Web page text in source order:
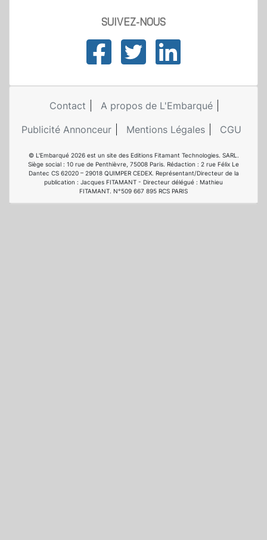
SUIVEZ-NOUS
Contact
A propos de L'Embarqué
Publicité Annonceur
Mentions Légales CGU
© L'Embarqué 2026 est un site des Editions Fitamant Technologies. SARL.
Siège social : 10 rue de Penthièvre, 75008 Paris. Rédaction : 2 rue Félix Le
Dantec CS 62020 – 29018 QUIMPER CEDEX. Représentant/Directeur de la
publication : Jacques FITAMANT - Directeur délégué : Mathieu
FITAMANT. N°509 667 895 RCS PARIS